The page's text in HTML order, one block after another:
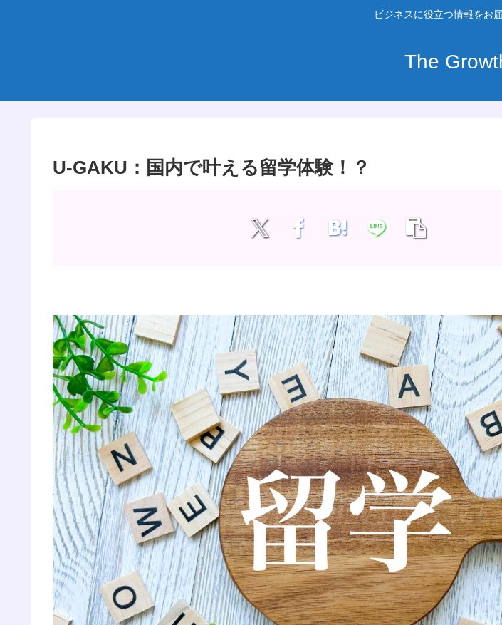
ビジネスに役立つ情報をお
The
U-GAKU：国内で叶える留学体験！？